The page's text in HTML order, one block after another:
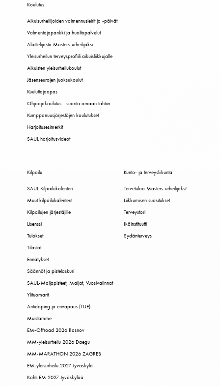
Koulutus
Aikuisurheilijoiden valmennusleirit ja -päivät
Valmentajapankki ja huoltopalvelut
Aloittelijasta Masters-urheilijaksi
Yleisurheilun terveysprofiili aikuisliikkujalle
Aikuisten yleisurheilukoulut
Jäsenseurojen juoksukoulut
Kuuluttajaopas
Ohjaajakoulutus - suorita omaan tahtiin
Kumppanuusjärjestöjen koulutukset
Harjoitusesimerkit
SAUL harjoitusvideot
Kilpailu
SAUL Kilpailukalenteri
Muut kilpailukalenterit
Kilpailujen järjestäjille
Lisenssi
Tulokset
Tilastot
Ennätykset
Säännöt ja pistelaskuri
SAUL-Maljapisteet, Maljat, Vuosivalinnat
Ylituomarit
Antidoping ja erivapaus (TUE)
Muistamme
EM-Offroad 2026 Rasnov
MM-yleisurheilu 2026 Daegu
MM-MARATHON 2026 ZAGREB
EM-yleisurheilu 2027 Jyväskylä
Kohti EM 2027 Jyväskylää
Kunto- ja terveysliikunta
Tervetuloa Masters-urheilijaksi!
Liikkumisen suositukset
Terveystori
Ikäinstituutti
Sydänterveys